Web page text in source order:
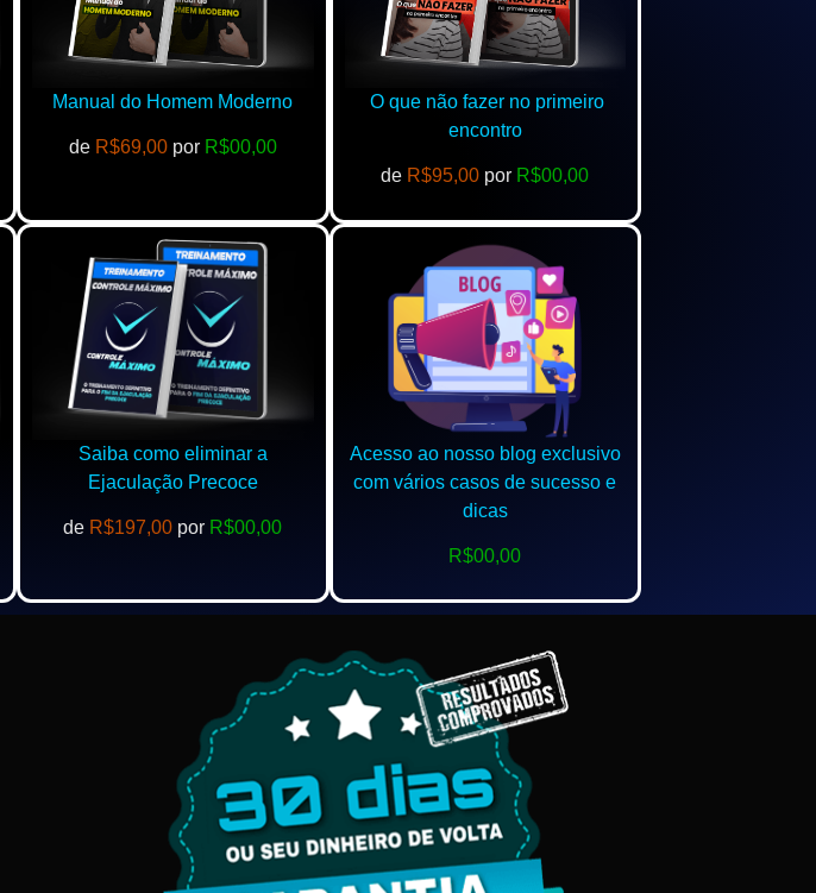
Manual do Homem Moderno
de R$69,00 por R$00,00
O que não fazer no primeiro
encontro
de R$95,00 por R$00,00
Saiba como eliminar a
Ejaculação Precoce
de R$197,00 por R$00,00
Acesso ao nosso blog exclusivo
com vários casos de sucesso e
dicas
R$00,00